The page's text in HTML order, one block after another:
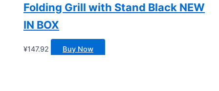
Folding Grill with Stand Black NEW
IN BOX
¥147.92 Buy Now